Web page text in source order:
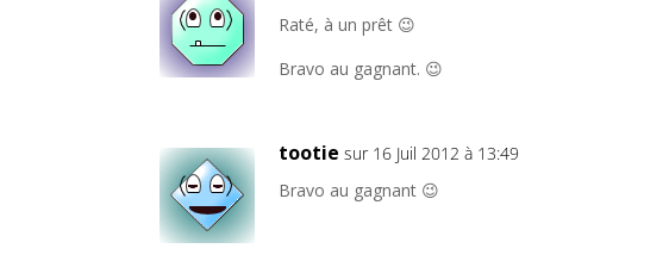
Raté, à un prêt 😉
Bravo au gagnant. 😉
tootie sur 16 Juil 2012 à 13:49
Bravo au gagnant 😉